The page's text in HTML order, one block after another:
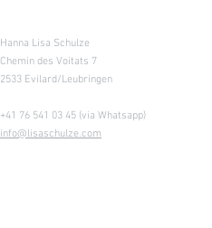
Hanna Lisa Schulze
Chemin des Voitats 7
2533 Evilard/Leubringen
+41 76 541 03 45 (via Whatsapp)
info@lisaschulze.com